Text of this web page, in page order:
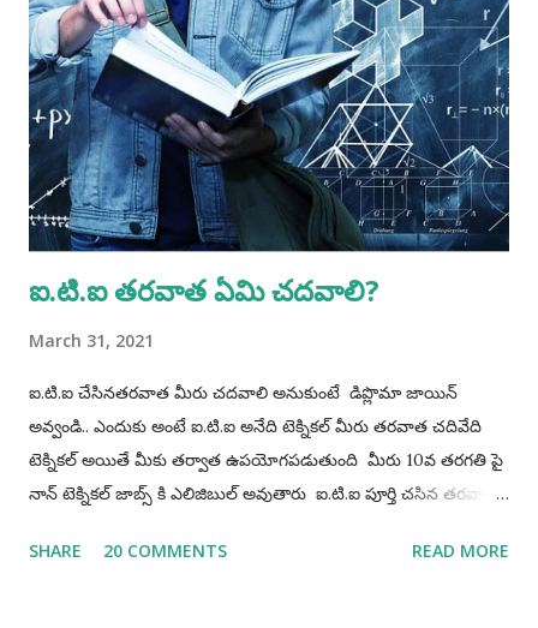
memorandum No. F.No. MSDE-14(03)/2021 AP-(PMU) dated
20 Dec 21. Minimum age is 14 years and for hazardous
trades ti is 18 years according to 'The Apprentices Act 1961.
Accordingly, candidates born on or before 02 May 2012 are
eligible for non- hazardous trades and candidates born on
or before 02 May 2008 are eligible for hazardous trades.
Procedure for Applying...
ఐ.టి.ఐ తరవాత ఏమి చదవాలి?
March 31, 2021
ఐ.టి.ఐ చేసినతరవాత మీరు చదవాలి అనుకుంటే డిప్లొమా జాయిన్
అవ్వండి.. ఎందుకు అంటే ఐ.టి.ఐ అనేది టెక్నికల్ మీరు తరవాత చదివేది
టెక్నికల్ అయితే మీకు తర్వాత ఉపయోగపడుతుంది మీరు 10వ తరగతి పై
నాన్ టెక్నికల్ జాబ్స్ కి ఎలిజిబుల్ అవుతారు ఐ.టి.ఐ పూర్తి చసిన తరవాత
1) మధ్యతరగతి వాళ్ళు : వీళ్ళు ఏదయినా పని చేస్కుంటూ చదువుకోవాలి (
SHARE 20 COMMENTS READ MORE